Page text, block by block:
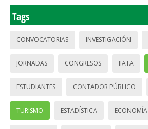
Tags
CONVOCATORIAS INVESTIGACIÓN
JORNADAS CONGRESOS IIATA
ESTUDIANTES CONTADOR PÚBLICO
TURISMO ESTADÍSTICA ECONOMÍA